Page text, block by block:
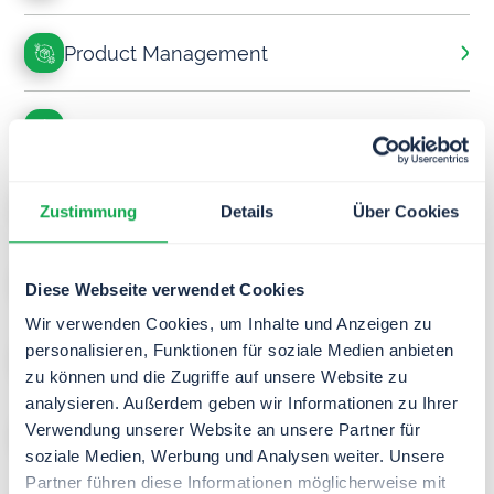
Zustimmung Details Über Cookies
Diese Webseite verwendet Cookies
Wir verwenden Cookies, um Inhalte und Anzeigen zu
personalisieren, Funktionen für soziale Medien anbieten
zu können und die Zugriffe auf unsere Website zu
analysieren. Außerdem geben wir Informationen zu Ihrer
Verwendung unserer Website an unsere Partner für
soziale Medien, Werbung und Analysen weiter. Unsere
Partner führen diese Informationen möglicherweise mit
Product Management
Procurement
Finance & Controlling
Human Resources
IT / Information Technology